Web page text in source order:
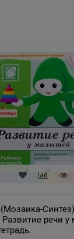
(Мозаика-
речи